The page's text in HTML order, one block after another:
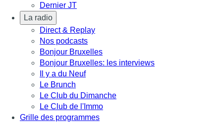
Dernier JT
La radio
Direct & Replay
Nos podcasts
Bonjour Bruxelles
Bonjour Bruxelles: les interviews
Il y a du Neuf
Le Brunch
Le Club du Dimanche
Le Club de l'Immo
Grille des programmes